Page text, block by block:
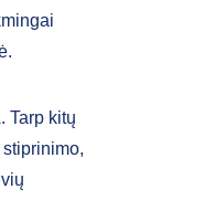
Tarp kitų